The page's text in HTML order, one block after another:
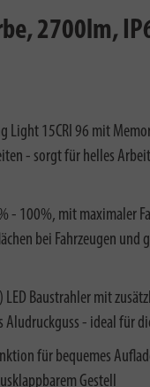
2700lm,
Light 15CRI 96 mit
- sorgt für helles
- 100%, mit maximaler
bei Fahrzeugen und
Baustrahler mit
- ideal für
für bequemes
Gestell